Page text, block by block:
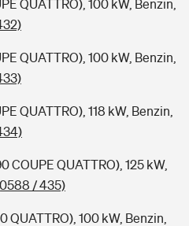
QUATTRO), 100 kW, Benzin,
QUATTRO), 100 kW, Benzin,
QUATTRO), 118 kW, Benzin,
COUPE QUATTRO), 125 kW,
/ 435)
QUATTRO), 100 kW, Benzin,